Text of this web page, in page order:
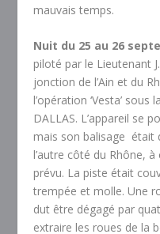
mauvais temps.
Nuit du 25 au 26
piloté par le Lieutenant
jonction de l’Ain et du
l’opération ‘Vesta’
DALLAS. L’appareil se
mais son balisage était
l’autre côté du Rhône,
prévu. La piste était
trempée et molle. Une
dut être dégagé par
extraire les roues de la